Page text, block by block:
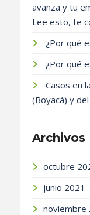
avanza y tu
Lee esto, te
¿Por qué
¿Por qué
Casos en
(Boyacá) y
Archivos
octubre
junio 2021
noviembre